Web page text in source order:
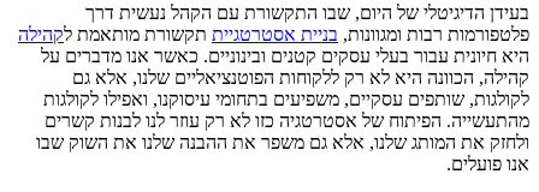
בעידן הדיגיטלי של היום, שבו התקשורת עם הקהל נעשית דרך
פלטפורמות רבות ומגוונות, בניית אסטרטגיית תקשורת מותאמת לקהילה
היא חיונית עבור בעלי עסקים קטנים ובינוניים. כאשר אנו מדברים על
קהילה, הכוונה היא לא רק ללקוחות הפוטנציאליים שלנו, אלא גם
לקולגות, שותפים עסקיים, משפיעים בתחומי עיסוקנו, ואפילו לקולגות
מהתעשייה. הפיתוח של אסטרטגיה כזו לא רק עוזר לנו לבנות קשרים
ולחזק את המותג שלנו, אלא גם משפר את ההבנה שלנו את השוק שבו
אנו פועלים.